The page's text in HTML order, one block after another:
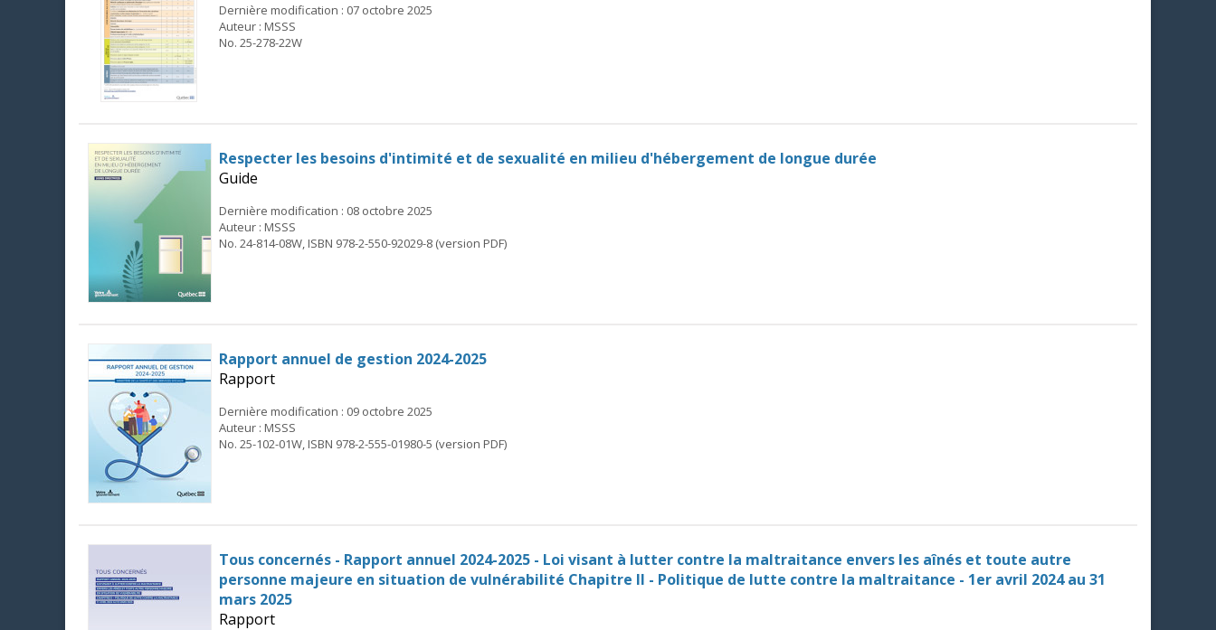
Dernière modification : 07 octobre 2025
Auteur : MSSS
No. 25-278-22W
Respecter les besoins d'intimité et de sexualité en milieu d'hébergement de longue durée
Guide
Dernière modification : 08 octobre 2025
Auteur : MSSS
No. 24-814-08W, ISBN 978-2-550-92029-8 (version PDF)
Rapport annuel de gestion 2024-2025
Rapport
Dernière modification : 09 octobre 2025
Auteur : MSSS
No. 25-102-01W, ISBN 978-2-555-01980-5 (version PDF)
Tous concernés - Rapport annuel 2024-2025 - Loi visant à lutter contre la maltraitance envers les aînés et toute autre
personne majeure en situation de vulnérabilité Chapitre II - Politique de lutte contre la maltraitance - 1er avril 2024 au 31
mars 2025
Rapport